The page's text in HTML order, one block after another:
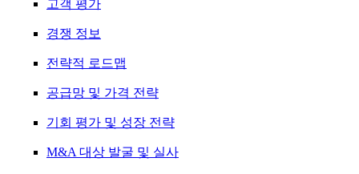
고객 평가
경쟁 정보
전략적 로드맵
공급망 및 가격 전략
기회 평가 및 성장 전략
M&A 대상 발굴 및 실사